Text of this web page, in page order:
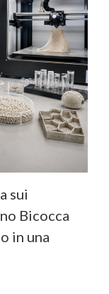
sui
Bicocca
in una